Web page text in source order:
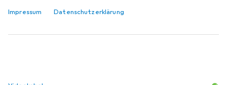
Impressum Datenschutzerklärung
958